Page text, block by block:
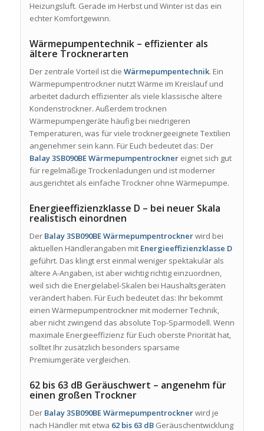
Heizungsluft. Gerade im Herbst und Winter ist das ein
echter Komfortgewinn.
Wärmepumpentechnik – effizienter als
ältere Trocknerarten
Der zentrale Vorteil ist die Wärmepumpentechnik. Ein
Wärmepumpentrockner nutzt Wärme im Kreislauf und
arbeitet dadurch effizienter als viele klassische ältere
Kondenstrockner. Außerdem trocknen
Wärmepumpengeräte häufig bei niedrigeren
Temperaturen, was für viele trocknergeeignete Textilien
angenehmer sein kann. Für Euch bedeutet das: Der
Balay 3SB090BE Wärmepumpentrocknereignet sich gut
für regelmäßige Trockenladungen und ist moderner
ausgerichtet als einfache Trockner ohne Wärmepumpe.
Energieeffizienzklasse D – bei neuer Skala
realistisch einordnen
Der Balay 3SB090BE Wärmepumpentrocknerwird bei
aktuellen Händlerangaben mit Energieeffizienzklasse D
geführt. Das klingt erst einmal weniger spektakulär als
ältere A-Angaben, ist aber wichtig richtig einzuordnen,
weil sich die Energielabel-Skalen bei Haushaltsgeräten
verändert haben. Für Euch bedeutet das: Ihr bekommt
einen Wärmepumpentrockner mit moderner Technik,
aber nicht zwingend das absolute Top-Sparmodell. Wenn
maximale Energieeffizienz für Euch oberste Priorität hat,
solltet Ihr zusätzlich besonders sparsame
Premiumgeräte vergleichen.
62 bis 63 dB Geräuschwert – angenehm für
einen großen Trockner
Der Balay 3SB090BE Wärmepumpentrocknerwird je
nach Händler mit etwa 62 bis 63 dBGeräuschentwicklung